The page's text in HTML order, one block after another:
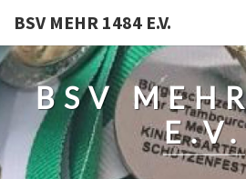
BSV MEHR 1484 E.V.
BSV
E.V.